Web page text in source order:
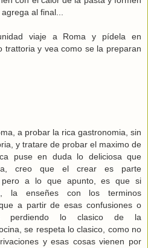
al final...
viaje a Roma y pídela en
trattoria y vea como se la preparan
a probar la rica gastronomia, sin
y tratare de probar el maximo de
puse en duda lo deliciosa que
creo que el crear es parte
pero a lo que apunto, es que si
la enseñes con los terminos
a partir de esas confusiones o
perdiendo lo clasico de la
se respeta lo clasico, como no
y esas cosas vienen por